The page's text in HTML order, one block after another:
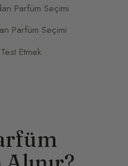
Parfüm Seçimi
Parfüm Seçimi
Etmek